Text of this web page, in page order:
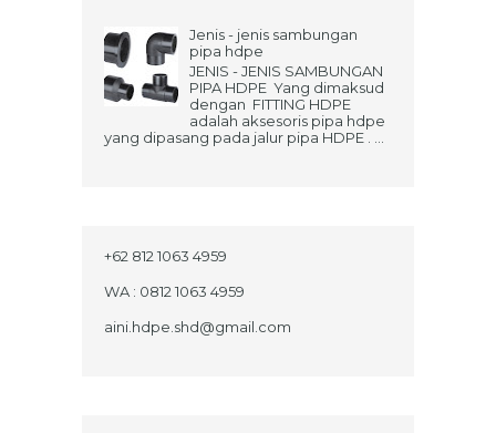
Jenis - jenis sambungan
pipa hdpe
JENIS - JENIS SAMBUNGAN
PIPA HDPE Yang dimaksud
dengan FITTING HDPE
adalah aksesoris pipa hdpe
yang dipasang pada jalur pipa HDPE . ...
+62 812 1063 4959
WA : 0812 1063 4959
aini.hdpe.shd@gmail.com